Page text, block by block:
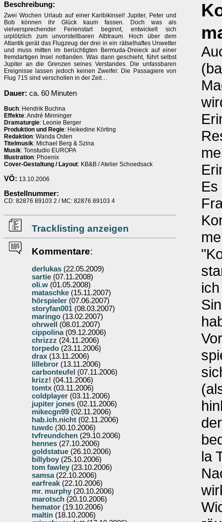
Beschreibung:
Zwei Wochen Urlaub auf einer Karibikinsel! Jupiter, Peter und
Bob können ihr Glück kaum fassen. Doch was als
vielversprechender Ferienstart beginnt, entwickelt sich
urplötzlich zum unvorstellbaren Albtraum. Hoch über dem
Atlantik gerät das Flugzeug der drei in ein rätselhaftes Unwetter
und muss mitten im berüchtigten Bermuda-Dreieck auf einer
fremdartigen Insel notlanden. Was dann geschieht, führt selbst
Jupiter an die Grenzen seines Verstandes. Die unfassbaren
Ereignisse lassen jedoch keinen Zweifel: Die Passagiere von
Flug 715 sind verschollen in der Zeit…
Dauer: ca. 60 Minuten
Buch: Hendrik Buchna
Effekte: André Minninger
Dramaturgie: Leonie Berger
Produktion und Regie: Heikedine Körting
Redaktion: Wanda Osten
Titelmusik: Michael Berg & Szina
Musik: Tonstudio EUROPA
Illustration: Phoenix
Cover-Gestaltung / Layout: KB&B / Atelier Schoedsack
VÖ: 13.10.2006
Bestellnummer:
CD: 82876 89103 2 / MC: 82876 89103 4
Tracklisting anzeigen
Kommentare:
derlukas (22.05.2009)
sartie (07.11.2008)
oli.w (01.05.2008)
mataschke (15.11.2007)
hörspieler (07.06.2007)
storyfan001 (08.03.2007)
maringo (13.02.2007)
ohrwell
(08.01.2007)
cippolina(09.12.2006)
chrizzz (24.11.2006)
torpedo (23.11.2006)
drax (13.11.2006)
lillebror (13.11.2006)
carbonteufel (07.11.2006)
krizz! (04.11.2006)
tomtx (03.11.2006)
coldplayer (03.11.2006)
jupiter jones (02.11.2006)
mikecgn99 (02.11.2006)
hab.ich.nicht (02.11.2006)
tuwdc (30.10.2006)
tvfreundchen (29.10.2006)
hennes (27.10.2006)
goldstatue (26.10.2006)
billyboy (25.10.2006)
tom fawley (23.10.2006)
samsa(22.10.2006)
earfreak (22.10.2006)
mr. murphy (20.10.2006)
marotsch (20.10.2006)
hemator (19.10.2006)
maltin (18.10.2006)
Es
la